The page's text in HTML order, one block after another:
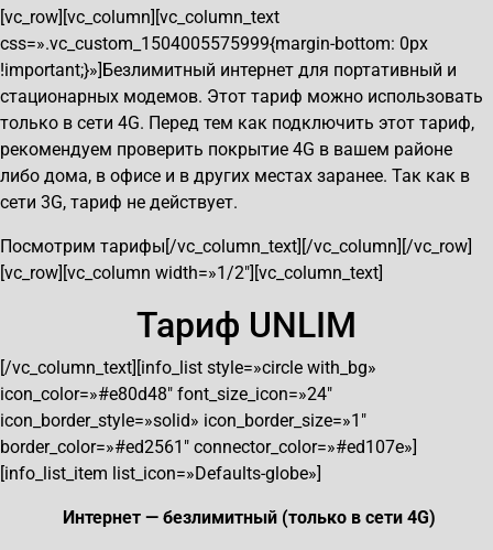
[vc_row][vc_column][vc_column_text
css=».vc_custom_1504005575999{margin-bottom: 0px
!important;}»]Безлимитный интернет для портативный и
стационарных модемов. Этот тариф можно использовать
только в сети 4G. Перед тем как подключить этот тариф,
рекомендуем проверить покрытие 4G в вашем районе
либо дома, в офисе и в других местах заранее. Так как в
сети 3G, тариф не действует.
Посмотрим тарифы[/vc_column_text][/vc_column][/vc_row]
[vc_row][vc_column width=»1/2″][vc_column_text]
Тариф UNLIM
[/vc_column_text][info_list style=»circle with_bg»
icon_color=»#e80d48″ font_size_icon=»24″
icon_border_style=»solid» icon_border_size=»1″
border_color=»#ed2561″ connector_color=»#ed107e»]
[info_list_item list_icon=»Defaults-globe»]
Интернет — безлимитный (только в сети 4G)